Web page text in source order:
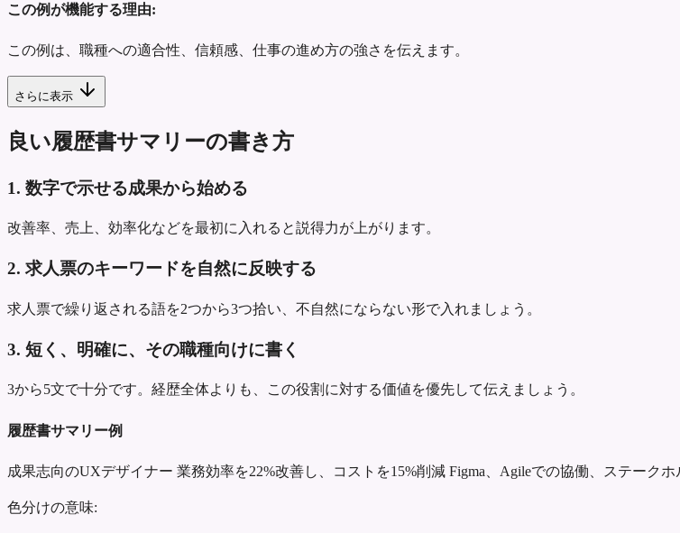
この例が機能する理由:
この例は、職種への適合性、信頼感、仕事の進め方の強さを伝えます。
さらに表示
良い履歴書サマリーの書き方
1. 数字で示せる成果から始める
改善率、売上、効率化などを最初に入れると説得力が上がります。
2. 求人票のキーワードを自然に反映する
求人票で繰り返される語を2つから3つ拾い、不自然にならない形で入れましょう。
3. 短く、明確に、その職種向けに書く
3から5文で十分です。経歴全体よりも、この役割に対する価値を優先して伝えましょう。
履歴書サマリー例
成果志向のUXデザイナー 業務効率を22%改善し、コストを15%削減 Figma、Agileでの協働、ステーク
色分けの意味: